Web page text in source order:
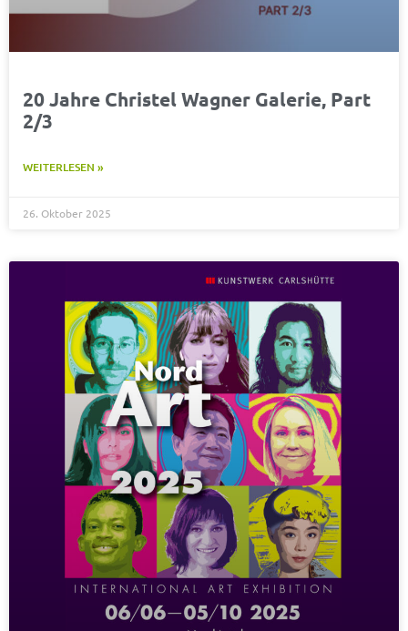
20 Jahre Christel Wagner Galerie, Part
2/3
WEITERLESEN »
26. Oktober 2025